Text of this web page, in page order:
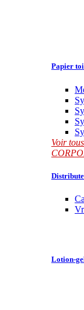
Papier
Voir
Lotion-